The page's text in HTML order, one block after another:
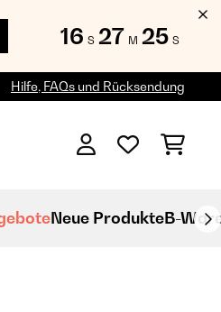
16 S 27 M 24 S
Hilfe, FAQs und Rücksendung
Neue ProdukteB-